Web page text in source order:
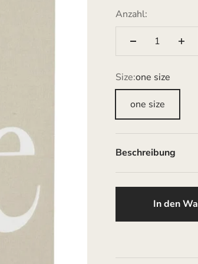
Anzahl:
Size:one size
one size
Beschreibung
In den